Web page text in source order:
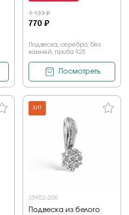
1 133 ₽
770 ₽
Подвеска, серебро, без
камней, проба 925
Посмотреть
ХИТ
35952-200
Подвеска из белого